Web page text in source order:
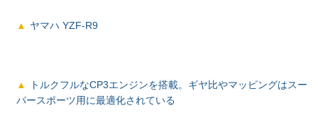
ヤマハ YZF-R9
トルクフルなCP3エンジンを搭載。ギヤ比やマッピングはスー
パースポーツ用に最適化されている